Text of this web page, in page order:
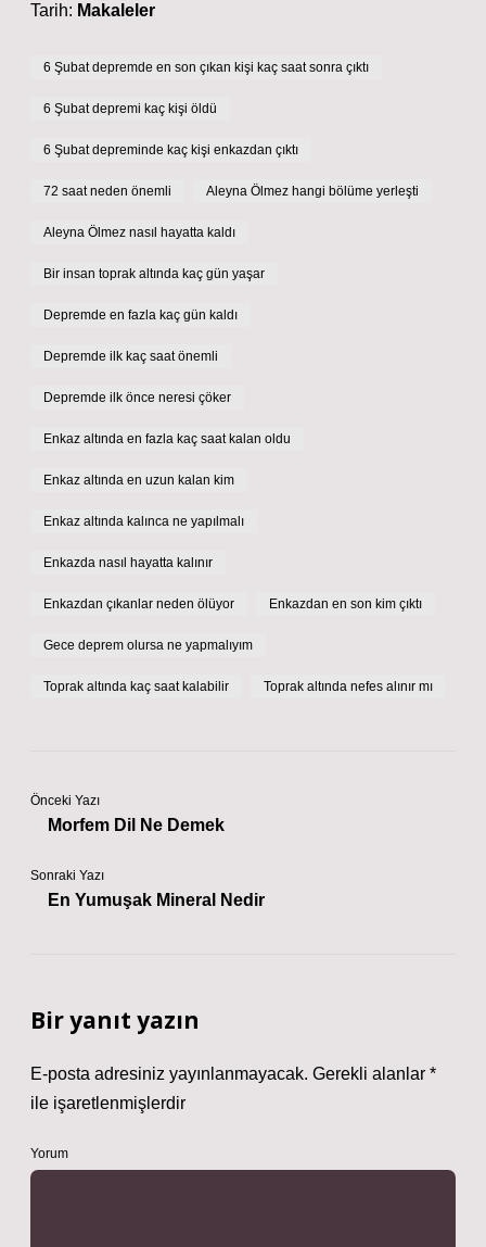
Tarih: Makaleler
6 Şubat depremde en son çıkan kişi kaç saat sonra çıktı
6 Şubat depremi kaç kişi öldü
6 Şubat depreminde kaç kişi enkazdan çıktı
72 saat neden önemli Aleyna Ölmez hangi bölüme yerleşti
Aleyna Ölmez nasıl hayatta kaldı
Bir insan toprak altında kaç gün yaşar
Depremde en fazla kaç gün kaldı
Depremde ilk kaç saat önemli
Depremde ilk önce neresi çöker
Enkaz altında en fazla kaç saat kalan oldu
Enkaz altında en uzun kalan kim
Enkaz altında kalınca ne yapılmalı
Enkazda nasıl hayatta kalınır
Enkazdan çıkanlar neden ölüyor Enkazdan en son kim çıktı
Gece deprem olursa ne yapmalıyım
Toprak altında kaç saat kalabilir Toprak altında nefes alınır mı
Önceki Yazı
Morfem Dil Ne Demek
Sonraki Yazı
En Yumuşak Mineral Nedir
Bir yanıt yazın
E-posta adresiniz yayınlanmayacak. Gerekli alanlar *
ile işaretlenmişlerdir
Yorum